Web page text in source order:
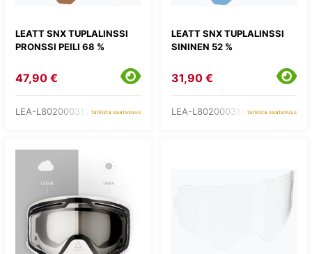
LEATT SNX TUPLALINSSI
PRONSSI PEILI 68 %
47,90 €
LEA-L8020003120tarkista saatavuus
LEATT SNX TUPLALINSSI
SININEN 52 %
31,90 €
LEA-L8020003140tarkista saatavuus